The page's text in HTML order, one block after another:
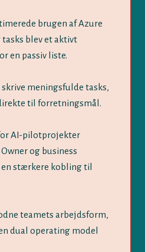
brugen af Azure
tasks blev et aktivt
en passiv liste.
meningsfulde tasks,
til forretningsmål.
AI-pilotprojekter
og business
stærkere kobling til
teamets arbejdsform,
dual operating model